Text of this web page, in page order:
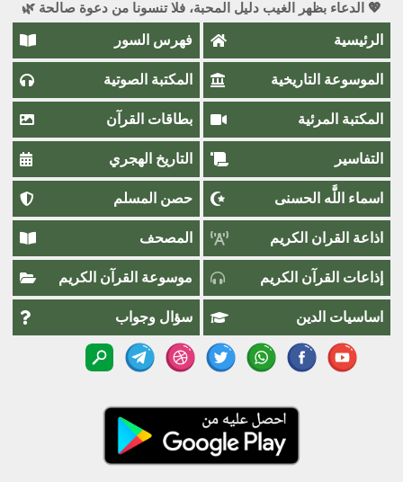
💖 الدعاء بظهر الغيب دليل المحبة، فلا تنسونا من دعوة صالحة 🌿
الرئيسية فهرس السور
الموسوعة التاريخية المكتبة الصوتية
المكتبة المرئية بطاقات القرآن
التفاسير التاريخ الهجري
اسماء اللَّٰه الحسنى حصن المسلم
اذاعة القران الكريم المصحف
إذاعات القرآن الكريم موسوعة القرآن الكريم
اساسيات الدين سؤال وجواب